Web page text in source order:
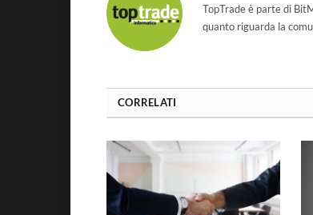
TopTrade è parte di
quanto riguarda la
CORRELATI